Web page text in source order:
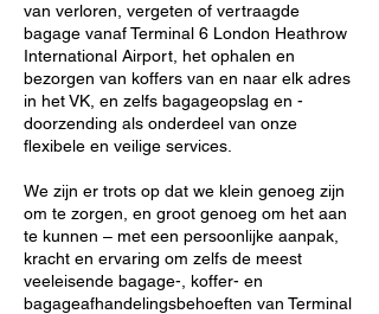
van verloren, vergeten of vertraagde
bagage vanaf Terminal 6 London Heathrow
International Airport, het ophalen en
bezorgen van koffers van en naar elk adres
in het VK, en zelfs bagageopslag en -
doorzending als onderdeel van onze
flexibele en veilige services.
We zijn er trots op dat we klein genoeg zijn
om te zorgen, en groot genoeg om het aan
te kunnen – met een persoonlijke aanpak,
kracht en ervaring om zelfs de meest
veeleisende bagage-, koffer- en
bagageafhandelingsbehoeften van Terminal